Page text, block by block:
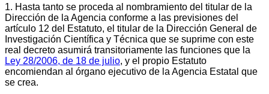
1. Hasta tanto se proceda al nombramiento del titular de la
Dirección de la Agencia conforme a las previsiones del
artículo 12 del Estatuto, el titular de la Dirección General de
Investigación Científica y Técnica que se suprime con este
real decreto asumirá transitoriamente las funciones que la
Ley 28/2006, de 18 de julio, y el propio Estatuto
encomiendan al órgano ejecutivo de la Agencia Estatal que
se crea.